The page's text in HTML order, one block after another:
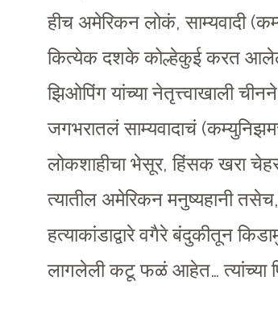
हीच अमेरिकन लोकं, साम्यवादी
कित्येक दशके कोल्हेकुई करत
झिओपिंग यांच्या नेतृत्त्वाखाली
जगभरातलं साम्यवादाचं
लोकशाहीचा भेसूर, हिंसक खरा
त्यातील अमेरिकन मनुष्यहानी
हत्याकांडाद्वारे वगैरे बंदुकीतून
लागलेली कटू फळं आहेत… त्यांच्या